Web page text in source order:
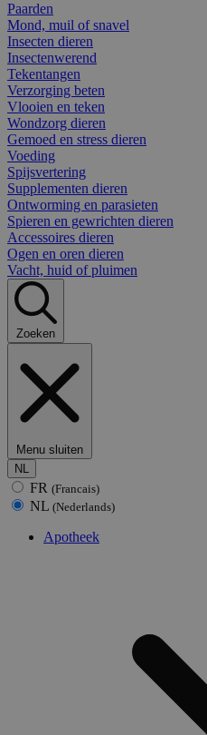
Paarden
Mond, muil of snavel
Insecten dieren
Insectenwerend
Tekentangen
Verzorging beten
Vlooien en teken
Wondzorg dieren
Gemoed en stress dieren
Voeding
Spijsvertering
Supplementen dieren
Ontworming en parasieten
Spieren en gewrichten dieren
Accessoires dieren
Ogen en oren dieren
Vacht, huid of pluimen
Zoeken
Menu sluiten
NL
FR (Francais)
NL (Nederlands)
Apotheek